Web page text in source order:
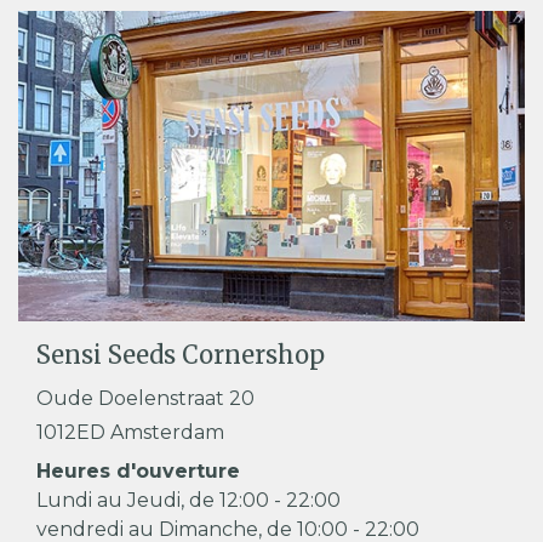
Sensi Seeds Cornershop
Oude Doelenstraat 20
1012ED Amsterdam
Heures d'ouverture
Lundi au Jeudi, de 12:00 - 22:00
vendredi au Dimanche, de 10:00 - 22:00